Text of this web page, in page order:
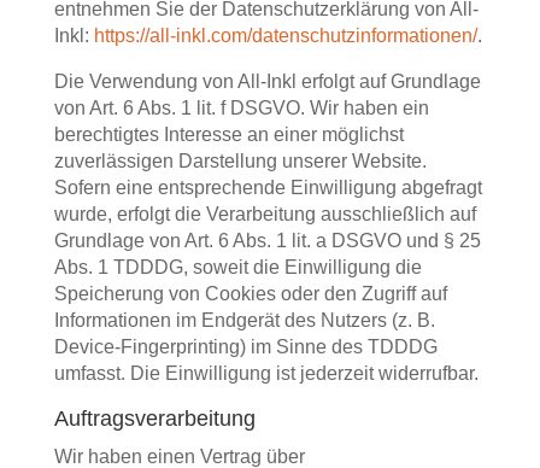
entnehmen Sie der Datenschutzerklärung von All-
Inkl: https://all-inkl.com/datenschutzinformationen/.
Die Verwendung von All-Inkl erfolgt auf Grundlage
von Art. 6 Abs. 1 lit. f DSGVO. Wir haben ein
berechtigtes Interesse an einer möglichst
zuverlässigen Darstellung unserer Website.
Sofern eine entsprechende Einwilligung abgefragt
wurde, erfolgt die Verarbeitung ausschließlich auf
Grundlage von Art. 6 Abs. 1 lit. a DSGVO und § 25
Abs. 1 TDDDG, soweit die Einwilligung die
Speicherung von Cookies oder den Zugriff auf
Informationen im Endgerät des Nutzers (z. B.
Device-Fingerprinting) im Sinne des TDDDG
umfasst. Die Einwilligung ist jederzeit widerrufbar.
Auftragsverarbeitung
Wir haben einen Vertrag über